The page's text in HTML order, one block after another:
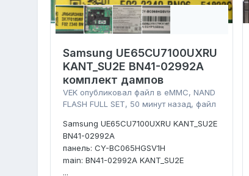
Samsung UE65CU7100UXRU
KANT_SU2E BN41-02992A
комплект дампов
VEK опубликовал файл в eMMC, NAND
FLASH FULL SET, 50 минут назад, файл
Samsung UE65CU7100UXRU KANT_SU2E
BN41-02992A
панель: CY-BC065HGSV1H
main: BN41-02992A KANT_SU2E
...